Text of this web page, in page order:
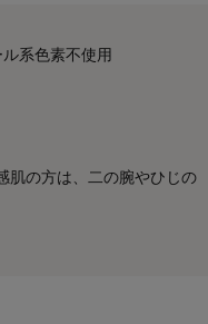
系色素不使用
肌の方は、二の腕やひじの